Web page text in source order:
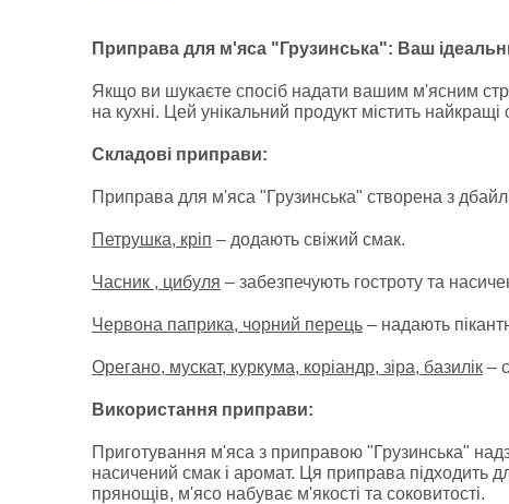
Приправа для м'яса "Грузинська": Ваш
Якщо ви шукаєте спосіб надати вашим м'ясним
на кухні. Цей унікальний продукт містить
Складові приправи:
Приправа для м'яса "Грузинська" створена з
Петрушка, кріп – додають свіжий смак.
Часник , цибуля – забезпечують гостроту та
Червона паприка, чорний перець – надають
Орегано, мускат, куркума, коріандр, зіра, базилік –
Використання приправи:
Приготування м'яса з приправою "Грузинська"
насичений смак і аромат. Ця приправа підходить
прянощів, м'ясо набуває м'якості та соковитості.